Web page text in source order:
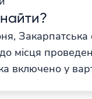
Закарпатська
місця
включено у